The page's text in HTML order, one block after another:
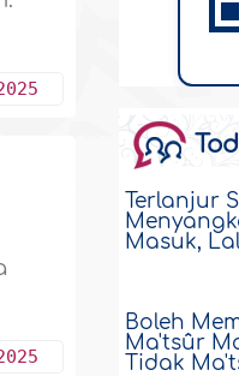
Terlanjur
Masuk,
Boleh
Ma'tsûr
Tidak